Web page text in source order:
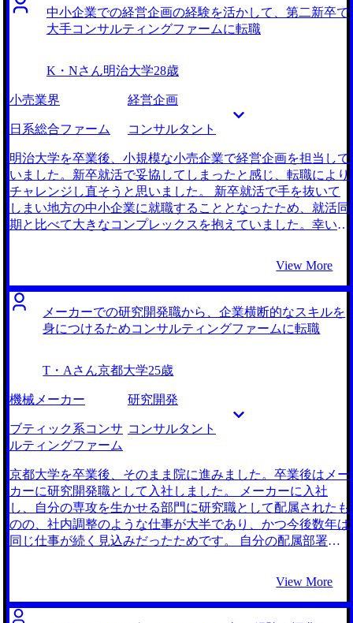
活かしながら適性を模索し、幅広い経験を積んで成長するな
らこれだと確信しました。 3社です。 MyVisionの大河内さん
たEYで働かれた経験もあり、外資系企業の雰囲気をご存じ
だったのも魅力でした。大河内さんなら自分と近しい視点か
らアドバイスをしていただけるのではないかと思い、利用す
ることを決めました。 そもそもコンサルティングとは何な
のかもあまり理解していない状態だった私に１から仕事内容
や業界、やりがいについてわかりやすく丁寧に教えていただ
けて非常に助かりました。また自己分析の手伝いを丁寧にし
ていただけたので、自分のアピールポイントや本当にやりた
いことなどに気づくことができました。そのすべてが満足の
できる最終結果に繋がっていると思います。ありがとうござ
通じて、あくまで英語は手段であり、それよりも成果主義の
環境で自身の市場価値を高めたいという本当の軸を見つける
ことができました。自分の本質的な希望に気づけたことが良
かったです。 転職活動を行ってみて、いかに自分が今まで
キャリアについてしっかりと考えずに過ごしてきてしまった
のキャリア形成について考えながら日々の仕事に取り組みた
円になりました。 グローバル案件も非常に多い会社なの
で、アサインされるのが非常に楽しみです。英語だけの人材
と思われないよう、自分の力を最大限に発揮して、本質的な
クライアントへの価値貢献にこだわり、汎用的に成果の出せ
るプロのコンサルタントに成長したいと思っています。
中小企業での経営企画の経験を活かして、第二新卒で
大手コンサルティングファームに転職
K・Nさん明治大学28歳
小売業界 経営企画
日系総合ファーム コンサルタント
明治大学を卒業後、小規模な小売企業で経営企画を担当して
いました。新卒就活で妥協してしまったと感じ、転職により
チャレンジし直そうと思いました。 新卒就活で手を抜いて
しまい地方の中小企業に就職することとなったため、就活同
期と比べて大きなコンプレックスを抱えていました。幸い前
職はきちんと成果が出せる環境が整っており、ある程度自分
の能力にも自信を持ててきた時期だったので、絶好の機会だ
ったと思います。 自身のコンプレックスを払拭したかった
ため、新卒就活時に上位層の学生の多くが就職した大手有名
の経歴（トヨタ、FR、EY）がまさに私が歩みたかったよう
なキャリアであったため依頼しました。若干コンプレックス
がくすぐられる気持ちもありましたが、実際に転職活動にお
いて成功した方からアドバイスをしていただきたいと思いま
した。 実際に大河内さんとお話ししてみて、頭が良いのは
でいることに納得しました。お話ししていく中で、大河内さ
んのような女性になりたいという、私自身のロールモデルに
もなる方で、転職活動以外にも沢山相談させていただきまし
た。 ずっと現職の社格でコンプレックスを持っていました
が、客観的にはそれなりに良い経験ができており、転職市場
定を獲得することができ、非常に満足です。 大河内さんを
見ていると、ずっと社格にこだわっている自分が少し卑屈な
View More
メーカーでの研究開発職から、企業横断的なスキルを
身につけるためコンサルティングファームに転職
T・Aさん京都大学25歳
機械メーカー 研究開発
ブティック系コンサ
ルティングファーム
コンサルタント
京都大学を卒業後、そのまま院に進みました。卒業後はメー
カーに研究開発職として入社しました。 メーカーに入社
し、自分の専攻を生かせる部門に研究職として配属されたも
のの、社内調整のような仕事が大半であり、かつ今後数年は
同じ仕事が続く見込みだったためです。 自分の配属部署の
思ったためです。企業横断で求められる人材になりたいと考
えると、自ずとコンサルティング業界に目が向きました。 2
View More